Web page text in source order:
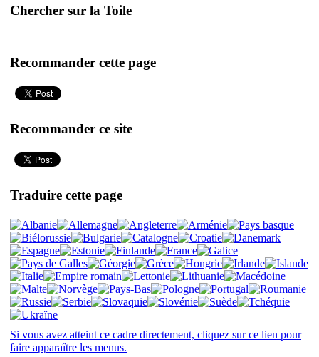
Chercher sur la Toile
Recommander cette page
Recommander ce site
Traduire cette page
Si vous avez atteint ce cadre directement, cliquez sur ce lien pour
faire apparaître les menus.